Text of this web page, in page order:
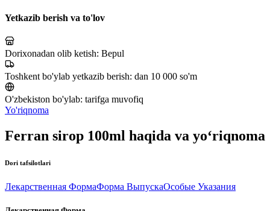
Yetkazib berish va to'lov
Dorixonadan olib ketish: Bepul
Toshkent bo'ylab yetkazib berish: dan 10 000 so'm
O'zbekiston bo'ylab: tarifga muvofiq
Yo'riqnoma
Ferran sirop 100ml haqida va yo‘riqnoma
Dori tafsilotlari
Лекарственная ФормаФорма ВыпускаОсобые Указания